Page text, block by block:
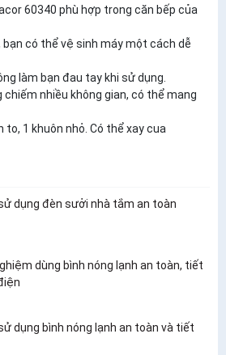
60340 phù hợp trong căn bếp của
có thể vệ sinh máy một cách dễ
làm bạn đau tay khi sử dụng.
chiếm nhiều không gian, có thể mang
to, 1 khuôn nhỏ. Có thể xay cua
dụng đèn sưởi nhà tắm an toàn
dùng bình nóng lạnh an toàn, tiết
dụng bình nóng lạnh an toàn và tiết